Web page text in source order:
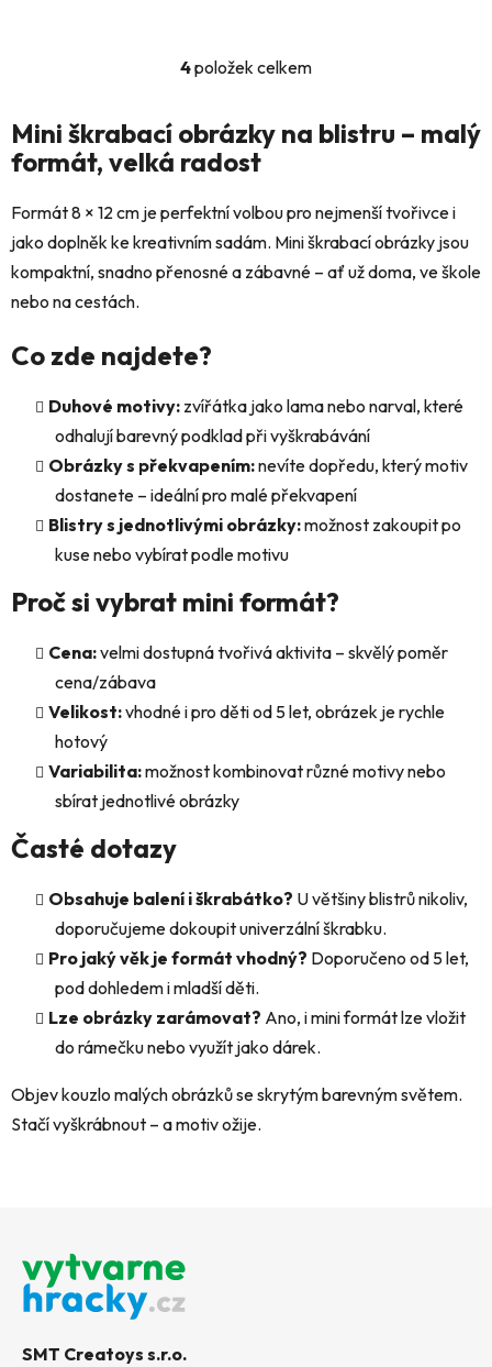
O
l
á
d
a
c
í
p
ý
p
i
s
4položek celkem
Mini škrabací obrázky na blistru – malý
formát, velká radost
Formát 8 × 12 cm je perfektní volbou pro nejmenší tvořivce i
jako doplněk ke kreativním sadám. Mini škrabací obrázky jsou
kompaktní, snadno přenosné a zábavné – ať už doma, ve škole
nebo na cestách.
Co zde najdete?
Duhové motivy: zvířátka jako lama nebo narval, které
odhalují barevný podklad při vyškrabávání
Obrázky s překvapením:nevíte dopředu, který motiv
dostanete – ideální pro malé překvapení
Blistry s jednotlivými obrázky:možnost zakoupit po
kuse nebo vybírat podle motivu
Proč si vybrat mini formát?
Cena:velmi dostupná tvořivá aktivita – skvělý poměr
cena/zábava
Velikost:vhodné i pro děti od 5 let, obrázek je rychle
hotový
Variabilita:možnost kombinovat různé motivy nebo
sbírat jednotlivé obrázky
Časté dotazy
Obsahuje balení i škrabátko? U většiny blistrů nikoliv,
doporučujeme dokoupit univerzální škrabku.
Pro jaký věk je formát vhodný? Doporučeno od 5 let,
pod dohledem i mladší děti.
Lze obrázky zarámovat? Ano, i mini formát lze vložit
do rámečku nebo využít jako dárek.
Objev kouzlo malých obrázků se skrytým barevným světem.
Stačí vyškrábnout – a motiv ožije.
SMT Creatoys s.r.o.